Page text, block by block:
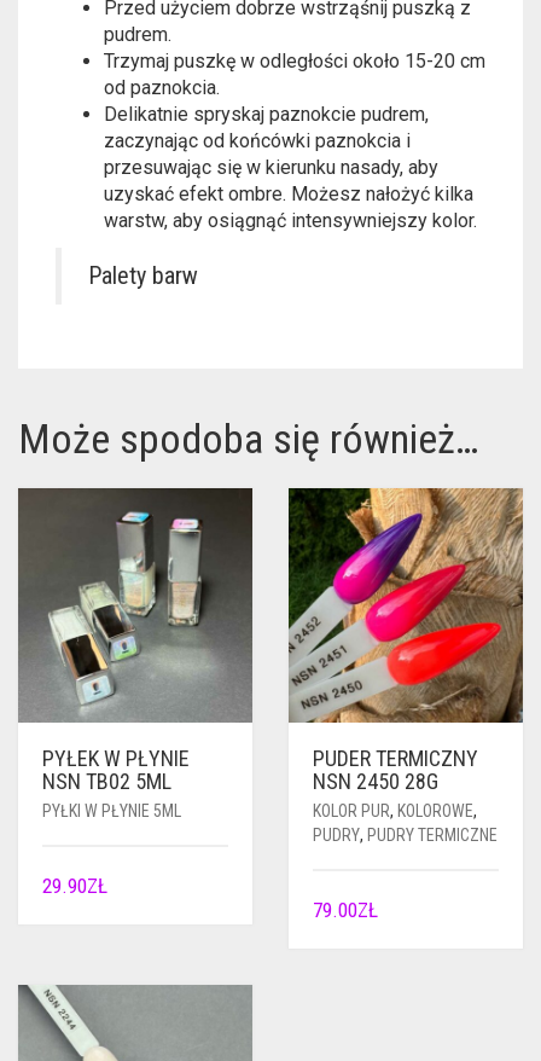
Przed użyciem dobrze wstrząśnij puszką z
pudrem.
Trzymaj puszkę w odległości około 15-20 cm
od paznokcia.
Delikatnie spryskaj paznokcie pudrem,
zaczynając od końcówki paznokcia i
przesuwając się w kierunku nasady, aby
uzyskać efekt ombre. Możesz nałożyć kilka
warstw, aby osiągnąć intensywniejszy kolor.
Palety barw
Może spodoba się również…
PYŁEK W PŁYNIE
NSN TB02 5ML
PYŁKI W PŁYNIE 5ML
29.90ZŁ
PUDER TERMICZNY
NSN 2450 28G
KOLOR PUR, KOLOROWE,
PUDRY, PUDRY TERMICZNE
79.00ZŁ